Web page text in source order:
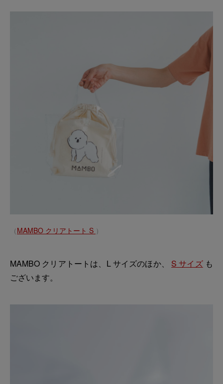
（ MAMBO クリアトート S ）
MAMBO クリアトートは、L サイズのほか、 S サイズも
ございます。